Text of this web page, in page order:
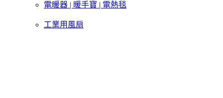
電暖器 | 暖手寶 | 電熱毯
工業用風扇